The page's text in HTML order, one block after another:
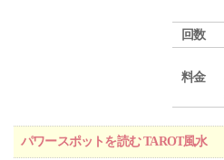
回数
料金
パワースポットを読む TAROT風水